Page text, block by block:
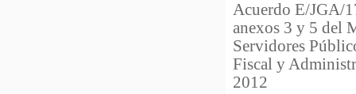
Acuerdo E/JGA/
anexos 3 y 5 del
Servidores
Fiscal y
2012